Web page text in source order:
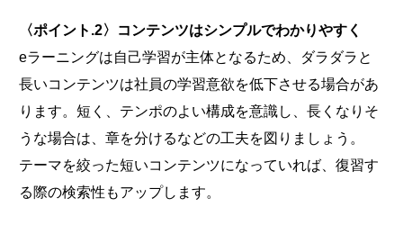
〈ポイント.2〉コンテンツはシンプルでわかりやすく
eラーニングは自己学習が主体となるため、ダラダラと
長いコンテンツは社員の学習意欲を低下させる場合があ
ります。短く、テンポのよい構成を意識し、長くなりそ
うな場合は、章を分けるなどの工夫を図りましょう。
テーマを絞った短いコンテンツになっていれば、復習す
る際の検索性もアップします。